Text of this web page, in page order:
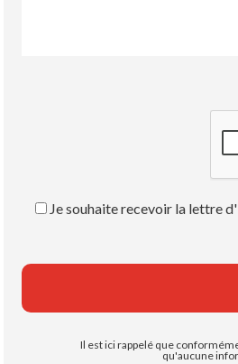
Je souhaite recevoir la lettre
Il est ici rappelé que
qu'aucune